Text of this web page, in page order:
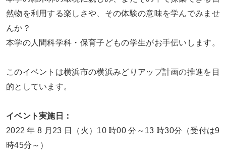
然物を利用する楽しさや、その体験の意味を学んでみませ
んか？
本学の人間科学科・保育子どもの学生がお手伝いします。
このイベントは横浜市の横浜みどりアップ計画の推進を目
的としています。
イベント実施日：
2022 年 8 月23 日（火）10 時00 分～13 時30分（受付は9
時45分～）